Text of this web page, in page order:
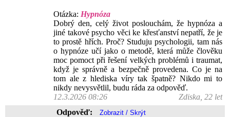
Otázka: Hypnóza
Dobrý den, celý život poslouchám, že hypnóza a
jiné takové psycho věci ke křesťanství nepatří, že je
to prostě hřích. Proč? Studuju psychologii, tam nás
o hypnóze učí jako o metodě, která může člověku
moc pomoct při řešení velkých problémů i traumat,
když je správně a bezpečně provedena. Co je na
tom ale z hlediska víry tak špatně? Nikdo mi to
nikdy nevysvětlil, budu ráda za odpověď.
12.3.2026 08:26
Zdiska, 22 let
Odpověď: